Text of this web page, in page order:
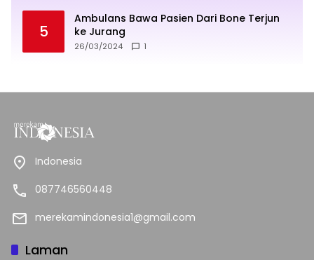
5
Ambulans Bawa Pasien Dari Bone Terjun
ke Jurang
26/03/2024 1
Indonesia
087746560448
merekamindonesia1@gmail.com
Laman